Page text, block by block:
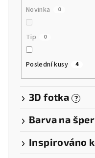
Novinka 0
Tip 0
Poslední kusy 4
3D fotka ?
Barva na
Inspirováno